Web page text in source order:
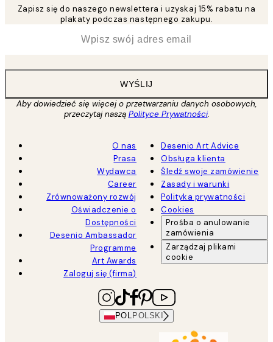
Zapisz się do naszego newslettera i uzyskaj 15% rabatu na
plakaty podczas następnego zakupu.
WYŚLIJ
Aby dowiedzieć się więcej o przetwarzaniu danych osobowych,
przeczytaj naszą Polityce Prywatności.
O nas
Prasa
Wydawca
Career
Zrównoważony rozwój
Oświadczenie o
Dostępności
Desenio Ambassador
Programme
Art Awards
Zaloguj się (firma)
Desenio Art Advice
Obsługa klienta
Śledź swoje zamówienie
Zasady i warunki
Polityka prywatności
Cookies
Prośba o anulowanie
zamówienia
Zarządzaj plikami
cookie
POL POLSKI